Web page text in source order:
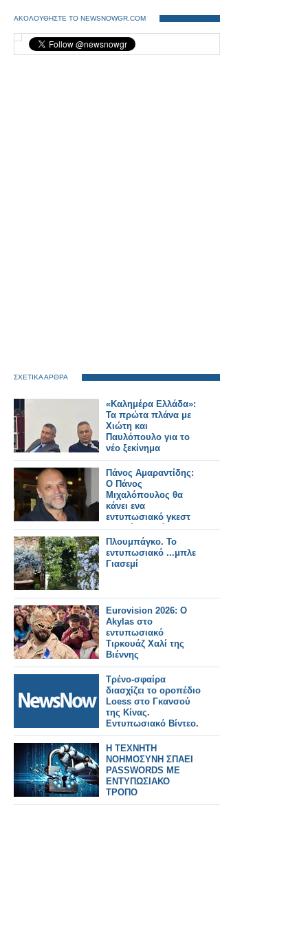
ΑΚΟΛΟΥΘΗΣΤΕ ΤΟ NEWSNOWGR.COM
ΣΧΕΤΙΚΑ ΑΡΘΡΑ
«Καλημέρα Ελλάδα»:
Τα πρώτα πλάνα με
Χιώτη και
Παυλόπουλο για το
νέο ξεκίνημα
Πάνος Αμαραντίδης:
Ο Πάνος
Μιχαλόπουλος θα
κάνει ενα
εντυπωσιακό γκεστ
στη νέα σειρά στον
Alpha - Μόνιμο ρόλο
δεν θέλει
Πλουμπάγκο. Το
εντυπωσιακό ...μπλε
Γιασεμί
Eurovision 2026: Ο
Akylas στο
εντυπωσιακό
Τιρκουάζ Χαλί της
Βιέννης
Τρένο-σφαίρα
διασχίζει το οροπέδιο
Loess στο Γκανσού
της Κίνας.
Εντυπωσιακό Βίντεο.
Η ΤΕΧΝΗΤΗ
ΝΟΗΜΟΣΥΝΗ ΣΠΑΕΙ
PASSWORDS ΜΕ
ΕΝΤΥΠΩΣΙΑΚΟ
ΤΡΟΠΟ